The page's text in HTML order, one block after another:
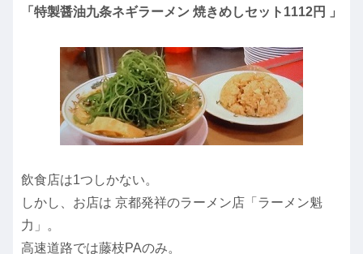
「特製醤油九条ネギラーメン 焼きめしセット1112円 」
飲食店は1つしかない。
しかし、お店は 京都発祥のラーメン店「ラーメン魁
力」。
高速道路では藤枝PAのみ。